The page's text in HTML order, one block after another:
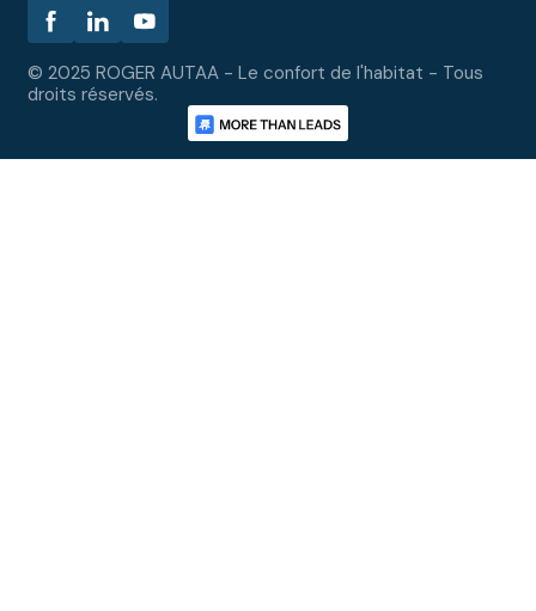
© 2025 ROGER AUTAA - Le confort de l'habitat - Tous
droits réservés.